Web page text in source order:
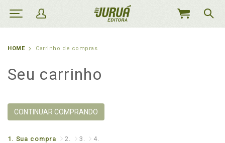
MEU
HOME Carrinho de compras
Seu carrinho
CONTINUAR COMPRANDO
1. Sua compra 2. 3. 4.